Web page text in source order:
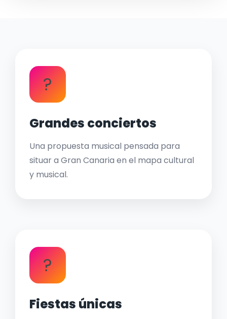
?
Grandes conciertos
Una propuesta musical pensada para
situar a Gran Canaria en el mapa cultural
y musical.
?
Fiestas únicas